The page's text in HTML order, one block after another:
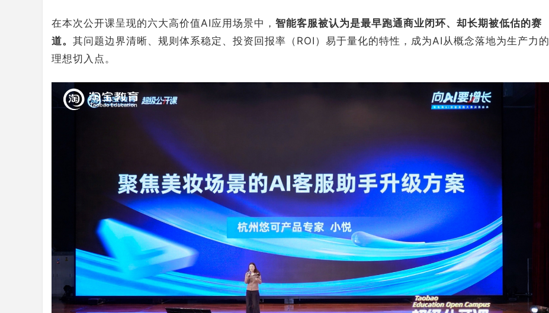
在本次公开课呈现的六大高价值AI应用场景中， 智能客服被认为是最早跑通商业闭环、却长期被低估的赛
道。 其问题边界清晰、规则体系稳定、投资回报率（ROI）易于量化的特性，成为AI从概念落地为生产力的
理想切入点。